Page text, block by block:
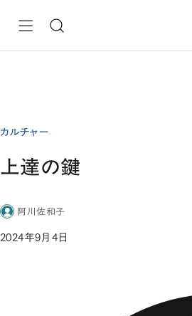
カルチャー
上達の鍵
阿川佐和子
2024年9月4日